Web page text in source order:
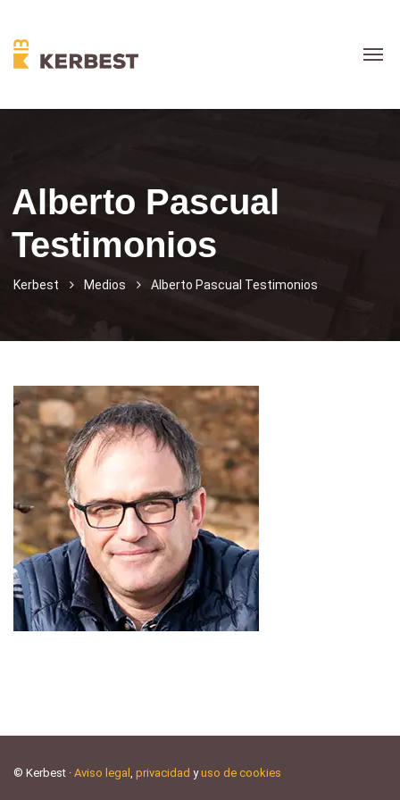
Alberto Pascual
Testimonios
Kerbest Medios Alberto Pascual Testimonios
© Kerbest · Aviso legal , privacidad yuso de cookies